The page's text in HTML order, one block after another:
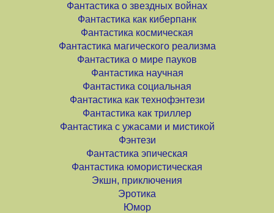
Фантастика о звездных войнах
Фантастика как киберпанк
Фантастика космическая
Фантастика магического реализма
Фантастика о мире пауков
Фантастика научная
Фантастика социальная
Фантастика как технофэнтези
Фантастика как триллер
Фантастика с ужасами и мистикой
Фэнтези
Фантастика эпическая
Фантастика юмористическая
Экшн, приключения
Эротика
Юмор